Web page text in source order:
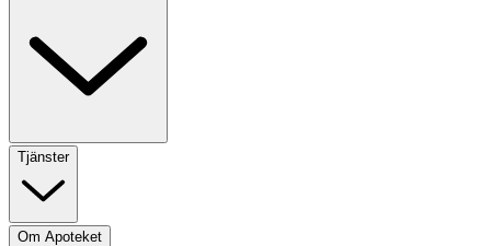
Tjänster
Om Apoteket